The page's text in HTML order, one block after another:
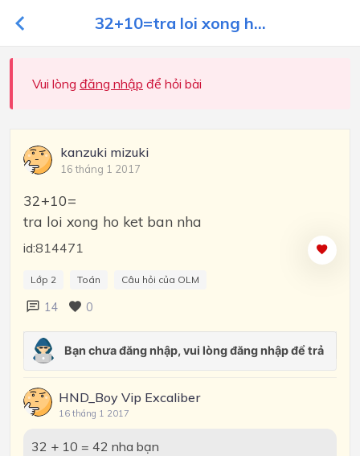
32+10=tra loi xong h...
Vui lòng đăng nhập để hỏi bài
kanzuki mizuki
16 tháng 1 2017
32+10=
tra loi xong ho ket ban nha
id:814471
Lớp 2 Toán Câu hỏi của OLM
14 0
HND_Boy Vip Excaliber
16 tháng 1 2017
32 + 10 = 42 nha bạn